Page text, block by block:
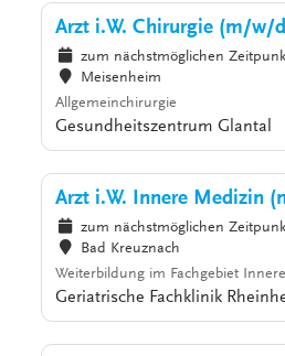
Arzt i.W. Chirurgie (m/w/
zum nächstmöglichen
Meisenheim
Allgemeinchirurgie
Gesundheitszentrum Glantal
Arzt i.W. Innere Medizin
zum nächstmöglichen
Bad Kreuznach
Weiterbildung im Fachgebiet
Geriatrische Fachklinik